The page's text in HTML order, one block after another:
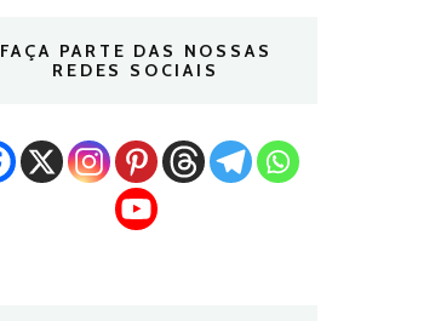
FAÇA PARTE DAS NOSSAS
REDES SOCIAIS